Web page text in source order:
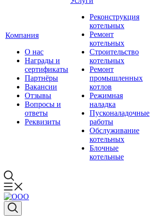
Компания
О нас
Награды и
сертификаты
Партнёры
Вакансии
Отзывы
Вопросы и
ответы
Реквизиты
Реконструкция
котельных
Ремонт
котельных
Строительство
котельных
Ремонт
промышленных
котлов
Режимная
наладка
Пусконаладочные
работы
Обслуживание
котельных
Блочные
котельные